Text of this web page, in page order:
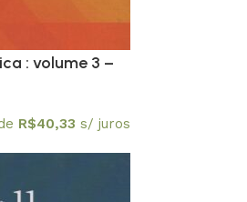
: volume 3 –
R$40,33 s/ juros